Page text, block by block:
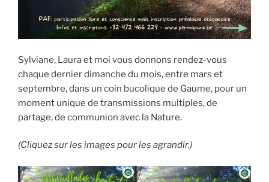
Sylviane, Laura et moi vous donnons rendez-vous
chaque dernier dimanche du mois, entre mars et
septembre, dans un coin bucolique de Gaume, pour un
moment unique de transmissions multiples, de
partage, de communion avec la Nature.
(Cliquez sur les images pour les agrandir.)